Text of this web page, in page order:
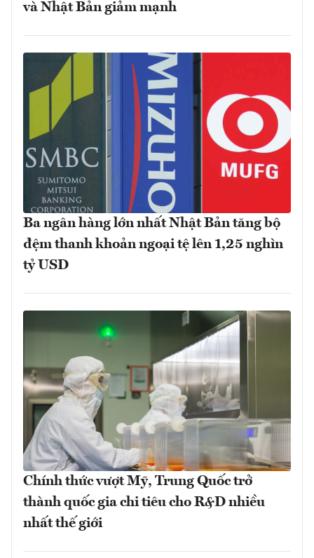
và Nhật Bản giảm mạnh
Ba ngân hàng lớn nhất Nhật Bản tăng bộ
đệm thanh khoản ngoại tệ lên 1,25 nghìn
tỷ USD
Chính thức vượt Mỹ, Trung Quốc trở
thành quốc gia chi tiêu cho R&D nhiều
nhất thế giới